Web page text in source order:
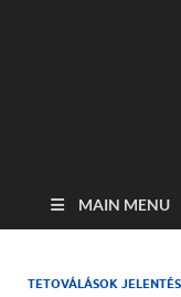
MAIN MENU
TETOVÁLÁSOK